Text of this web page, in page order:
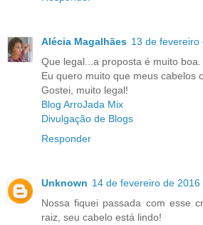
Alécia Magalhães 13 de fevereiro
Que legal...a proposta é muito boa.
Eu quero muito que meus cabelos
Gostei, muito legal!
Blog ArroJada Mix
Divulgação de Blogs
Responder
Unknown 14 de fevereiro de 2016
Nossa fiquei passada com esse
raiz, seu cabelo está lindo!